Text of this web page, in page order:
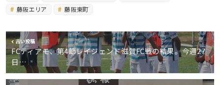
藤阪エリア
藤阪東町
古い投稿
FCティアモ、第4節レイジェンド滋賀FC戦の結果。今週27
日…